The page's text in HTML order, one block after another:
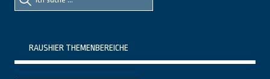
nach::
nach:
RAUSHIER THEMENBEREICHE